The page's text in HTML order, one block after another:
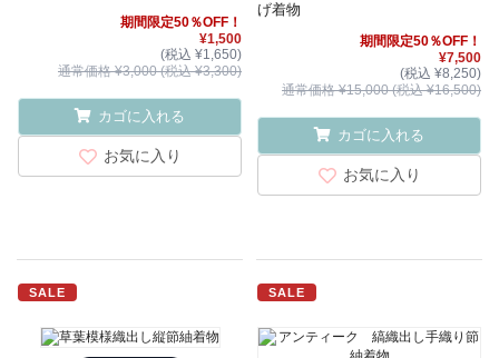
期間限定50％OFF！
¥1,500
(税込 ¥1,650)
通常価格 ¥3,000 (税込 ¥3,300)
カゴに入れる
お気に入り
げ着物
期間限定50％OFF！
¥7,500
(税込 ¥8,250)
通常価格 ¥15,000 (税込 ¥16,500)
カゴに入れる
お気に入り
SALE SALE